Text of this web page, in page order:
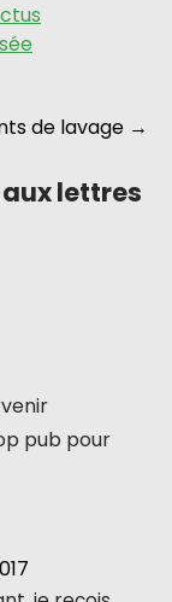
de lavage →
lettres
pub pour